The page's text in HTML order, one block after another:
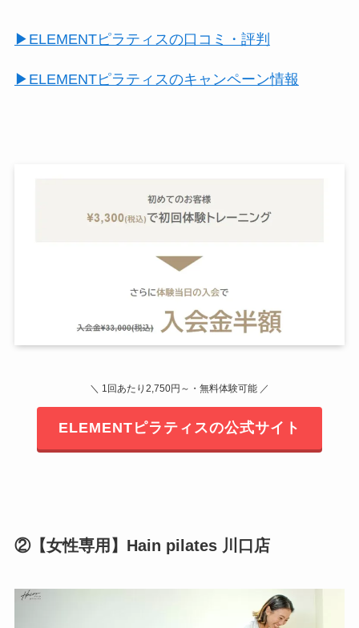
▶︎ELEMENTピラティスの口コミ・評判
▶︎ELEMENTピラティスのキャンペーン情報
＼ 1回あたり2,750円～・無料体験可能 ／
ELEMENTピラティスの公式サイト
②【女性専用】Hain pilates 川口店